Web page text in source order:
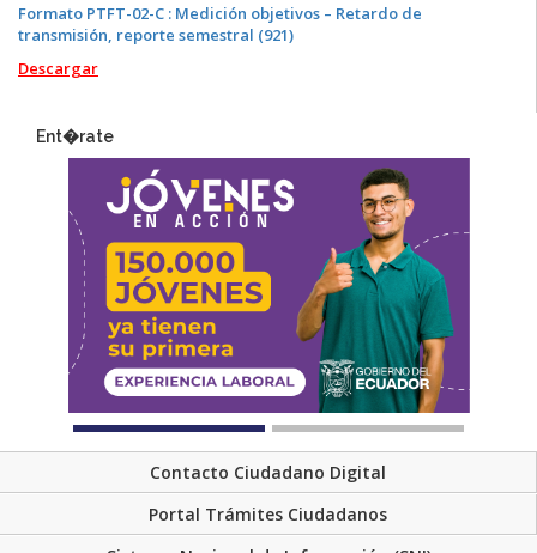
Formato PTFT-02-C : Medición objetivos – Retardo de
transmisión, reporte semestral (921)
Descargar
Ent�rate
Contacto Ciudadano Digital
Portal Trámites Ciudadanos